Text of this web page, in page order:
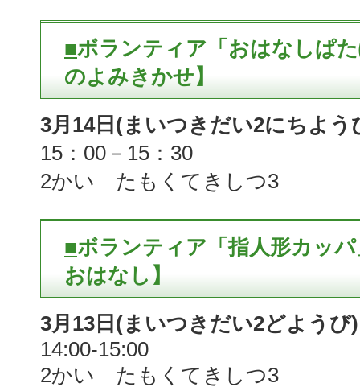
■ボランティア「おはなしぱ
のよみきかせ】
3月14日(まいつきだい2にちよう
15：00－15：30
2かい たもくてきしつ3
■ボランティア「指人形カッ
おはなし】
3月13日(まいつきだい2どようび)
14:00-15:00
2かい たもくてきしつ3